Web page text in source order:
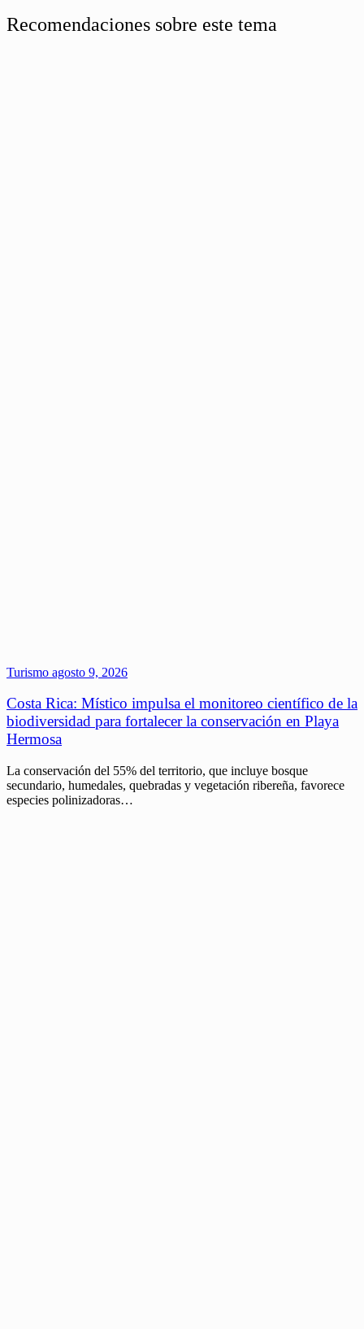
Recomendaciones sobre este tema
Turismo agosto 9, 2026
Costa Rica: Místico impulsa el monitoreo científico de la
biodiversidad para fortalecer la conservación en Playa
Hermosa
La conservación del 55% del territorio, que incluye bosque
secundario, humedales, quebradas y vegetación ribereña, favorece
especies polinizadoras…